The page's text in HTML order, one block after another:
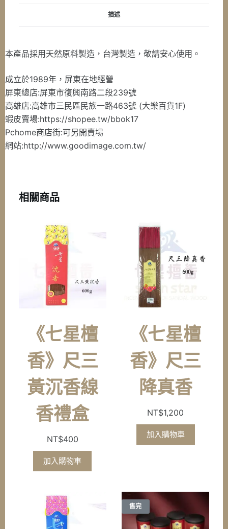
線
300g
紙
袋
裝
數
量
描述
本產品採用天然原料製造，台灣製造，敬請安心使用。
成立於1989年，屏東在地經營
屏東總店:屏東市復興南路二段239號
高雄店:高雄市三民區民族一路463號 (大樂百貨1F)
蝦皮賣場:https://shopee.tw/bbok17
Pchome商店街:可另開賣場
網站:http://www.goodimage.com.tw/
相關商品
《七星檀
香》尺三
黃沉香線
香禮盒
NT$400
加入購物車
《七星檀
香》尺三
降真香
NT$1,200
加入購物車
售完